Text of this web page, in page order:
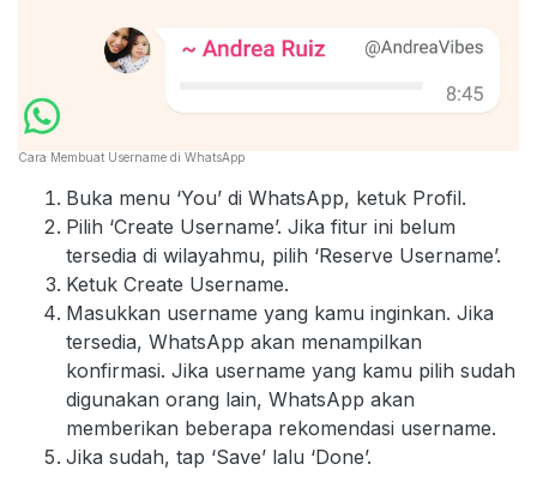
Cara Membuat Username di WhatsApp
Buka menu ‘You’ di WhatsApp, ketuk Profil.
Pilih ‘Create Username’. Jika fitur ini belum
tersedia di wilayahmu, pilih ‘Reserve Username’.
Ketuk Create Username.
Masukkan username yang kamu inginkan. Jika
tersedia, WhatsApp akan menampilkan
konfirmasi. Jika username yang kamu pilih sudah
digunakan orang lain, WhatsApp akan
memberikan beberapa rekomendasi username.
Jika sudah, tap ‘Save’ lalu ‘Done’.